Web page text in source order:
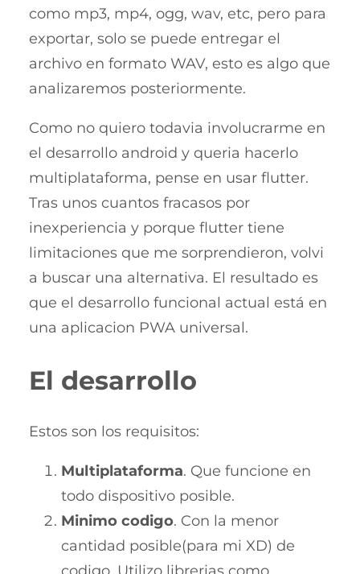
como mp3, mp4, ogg, wav, etc, pero para
exportar, solo se puede entregar el
archivo en formato WAV, esto es algo que
analizaremos posteriormente.
Como no quiero todavia involucrarme en
el desarrollo android y queria hacerlo
multiplataforma, pense en usar flutter.
Tras unos cuantos fracasos por
inexperiencia y porque flutter tiene
limitaciones que me sorprendieron, volvi
a buscar una alternativa. El resultado es
que el desarrollo funcional actual está en
una aplicacion PWA universal.
El desarrollo
Estos son los requisitos:
Multiplataforma. Que funcione en
todo dispositivo posible.
Minimo codigo. Con la menor
cantidad posible(para mi XD) de